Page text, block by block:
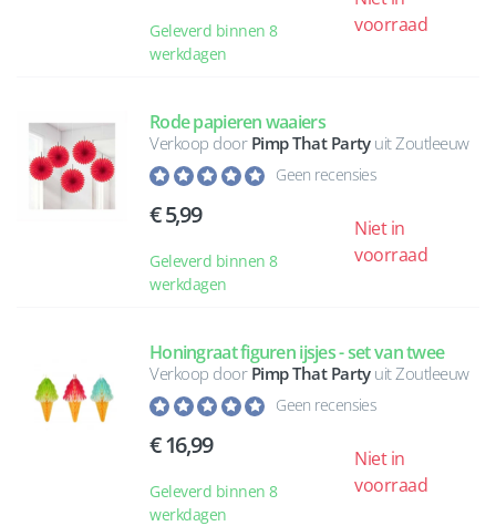
Geleverd binnen 8
werkdagen
voorraad
Rode papieren waaiers
Verkoop door Pimp That Partyuit Zoutleeuw
Geen recensies
5,99
Geleverd binnen 8
werkdagen
Niet in
voorraad
Honingraat figuren ijsjes - set van twee
Verkoop door Pimp That Partyuit Zoutleeuw
Geen recensies
16,99
Geleverd binnen 8
werkdagen
Niet in
voorraad